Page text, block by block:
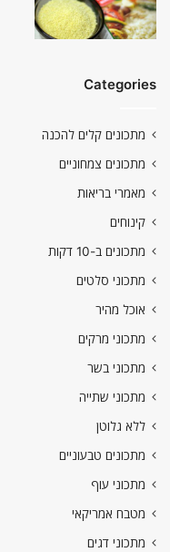
Categories
מתכונים קלים להכנה
מתכונים צמחוניים
מאמרי בריאות
קינוחים
מתכונים ב-10 דקות
מתכוני סלטים
אוכל מהיר
מתכוני מרקים
מתכוני בשר
מתכוני שתייה
ללא גלוטן
מתכונים טבעוניים
מתכוני עוף
מטבח אמריקאי
מתכוני דגים